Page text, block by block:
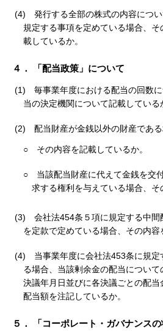
(4)
発行する全部の株式の内容につ
規定する事項を定めている場合、
載しているか。
４． 「配当政策」について
(1)
毎事業年度における配当の回数
当の決定機関について記載している
(2) 配当財産が金銭以外の財産である
○ その内容を記載しているか。
○
当該配当財産に代えて金銭を交
求する権利を与えている場合、そ
(3)
会社法454条５項に規定する中間
を定款で定めている場合、その内容
(4)
当事業年度に会社法453条に規
る場合、当該剰余金の配当につい
決議年月日並びに各決議ごとの配
配当額を注記しているか。
５． 「コーポレート・ガバナンス